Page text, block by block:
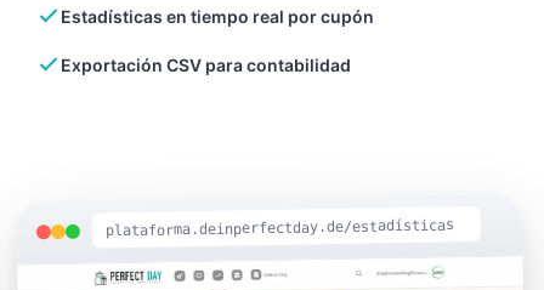
Estadísticas en tiempo real por cupón
Exportación CSV para contabilidad
plataforma.deinperfectday.de/estadísticas